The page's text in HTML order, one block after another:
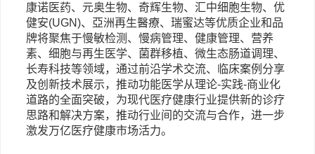
康诺医药、元奥生物、奇辉生物、汇中细胞生物、优
健安(UGN)、亞洲再生醫療、瑞蜜达等优质企业和品
牌将聚焦于慢敏检测、慢病管理、健康管理、营养
素、细胞与再生医学、菌群移植、微生态肠道调理、
长寿科技等领域，通过前沿学术交流、临床案例分享
及创新技术展示，推动功能医学从理论-实践-商业化
道路的全面突破，为现代医疗健康行业提供新的诊疗
思路和解决方案，推动行业间的交流与合作，进一步
激发万亿医疗健康市场活力。